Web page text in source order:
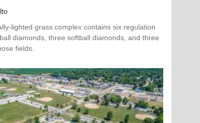
lighted grass complex contains six regulation
diamonds, three softball diamonds, and three
fields.
about Bethalto Sports Complex